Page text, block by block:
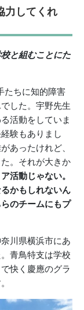
力してくれ
と組むことにた
たちに知的障害
した。宇野先生
活動をしていま
験もありまし
あったけれど、
。それが大きか
活動じゃない。
かもしれないん
のチームにもプ
川県横浜市にあ
青鳥特支は学校
快く慶應のグラ